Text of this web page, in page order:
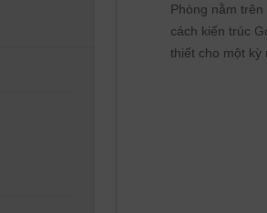
Phòng nằm
cách kiến trúc
thiết cho một kỳ